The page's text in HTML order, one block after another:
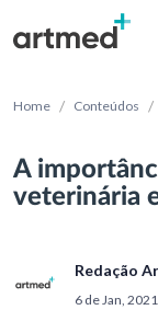
Home / Conteúdos /
A
veterinária
Redação
6 de Jan, 2021